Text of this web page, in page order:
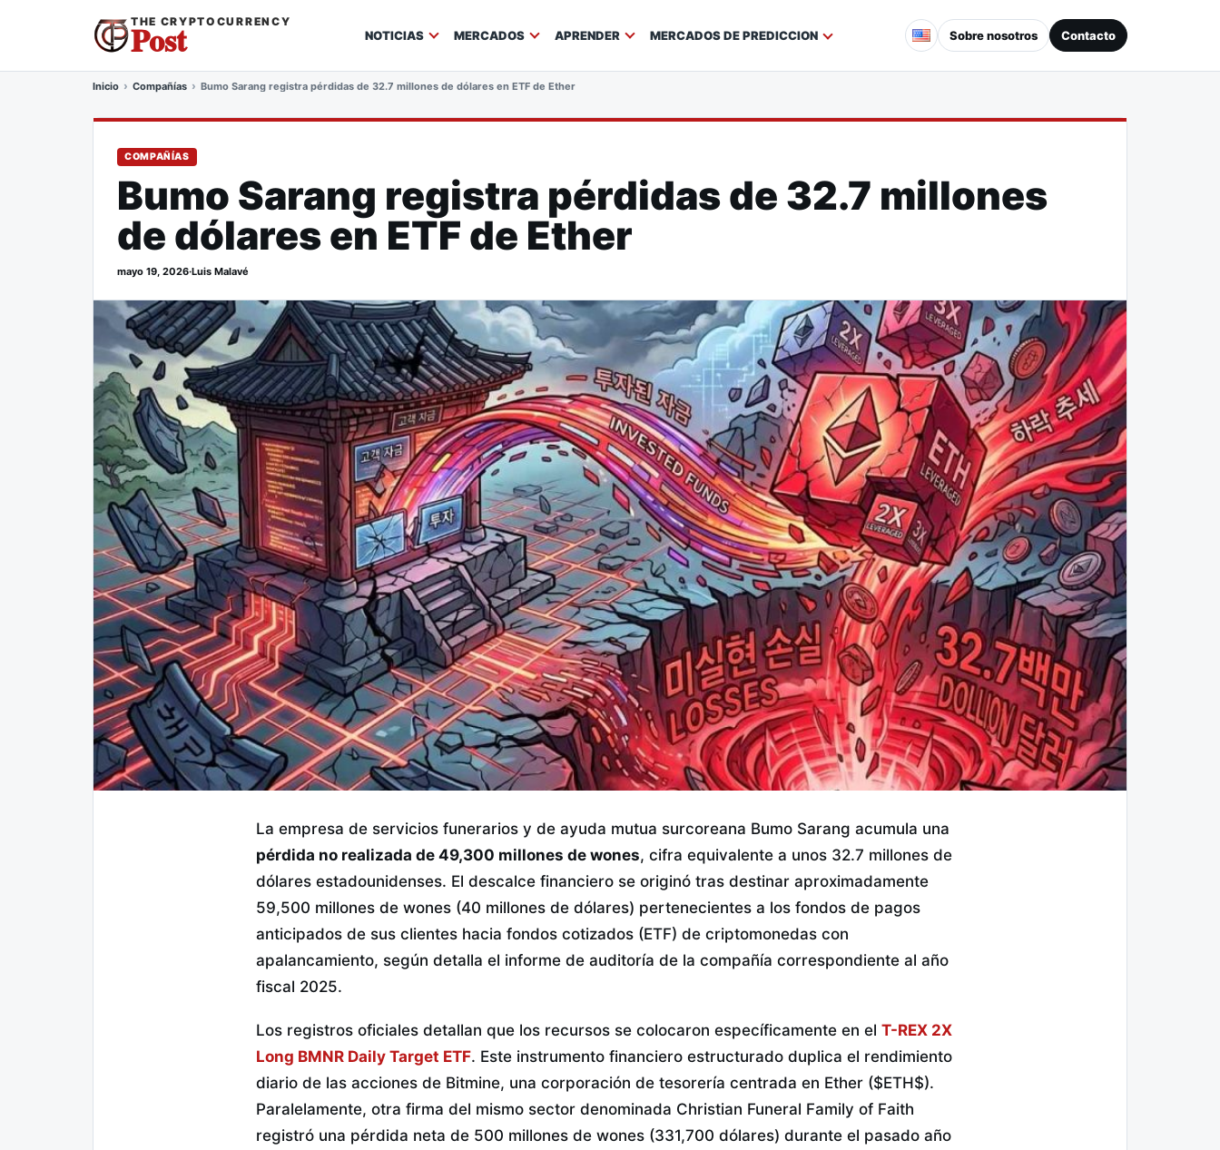
THE CRYPTOCURRENCY
Post NOTICIAS MERCADOS APRENDER MERCADOS DE PREDICCION Sobre nosotros Contacto
Inicio Compañías Bumo Sarang registra pérdidas de 32.7 millones de dólares en ETF de Ether
COMPAÑÍAS
Bumo Sarang registra pérdidas de 32.7 millones
de dólares en ETF de Ether
mayo 19, 2026·Luis Malavé
La empresa de servicios funerarios y de ayuda mutua surcoreana Bumo Sarang acumula una
pérdida no realizada de 49,300 millones de wones, cifra equivalente a unos 32.7 millones de
dólares estadounidenses. El descalce financiero se originó tras destinar aproximadamente
59,500 millones de wones (40 millones de dólares) pertenecientes a los fondos de pagos
anticipados de sus clientes hacia fondos cotizados (ETF) de criptomonedas con
apalancamiento, según detalla el informe de auditoría de la compañía correspondiente al año
fiscal 2025.
Los registros oficiales detallan que los recursos se colocaron específicamente en el T-REX 2X
Long BMNR Daily Target ETF. Este instrumento financiero estructurado duplica el rendimiento
diario de las acciones de Bitmine, una corporación de tesorería centrada en Ether ($ETH$).
Paralelamente, otra firma del mismo sector denominada Christian Funeral Family of Faith
registró una pérdida neta de 500 millones de wones (331,700 dólares) durante el pasado año